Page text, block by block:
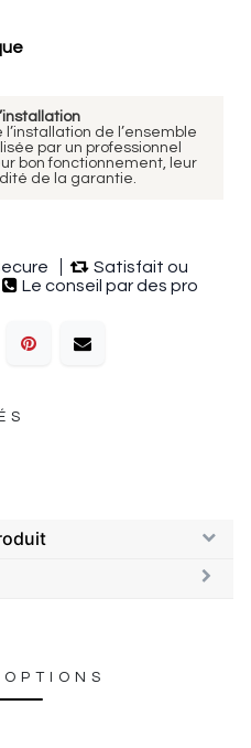
de l’ensemble
par un professionnel
bon fonctionnement, leur
de la garantie.
Satisfait ou
Le conseil par des pro